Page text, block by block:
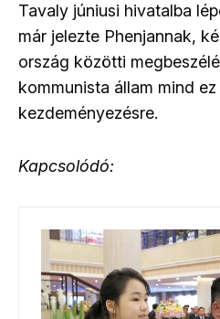
Tavaly júniusi hivatalba
már jelezte Phenjannak,
ország közötti
kommunista állam mind
kezdeményezésre.
Kapcsolódó: